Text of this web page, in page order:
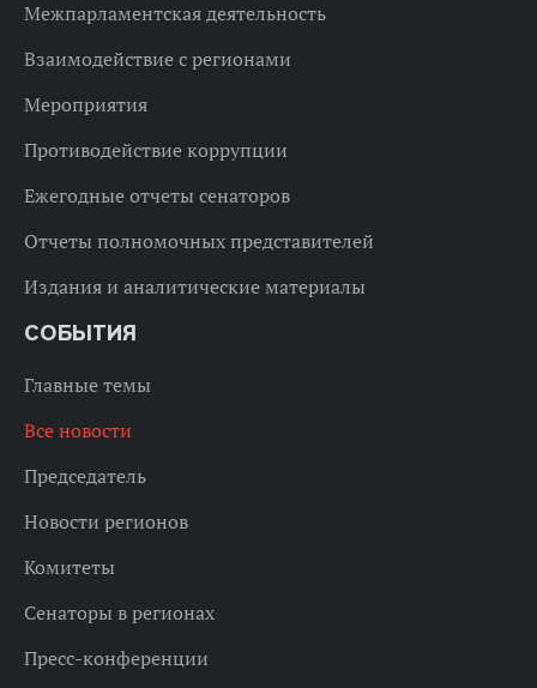
Межпарламентская деятельность
Взаимодействие с регионами
Мероприятия
Противодействие коррупции
Ежегодные отчеты сенаторов
Отчеты полномочных представителей
Издания и аналитические материалы
СОБЫТИЯ
Главные темы
Все новости
Председатель
Новости регионов
Комитеты
Сенаторы в регионах
Пресс-конференции